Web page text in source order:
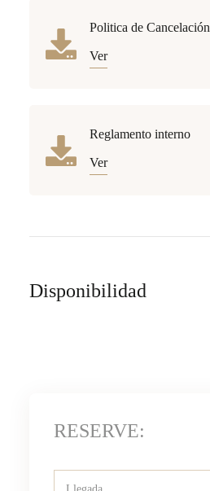
Politica de Cancelación
Ver
Reglamento interno
Ver
Disponibilidad
RESERVE: